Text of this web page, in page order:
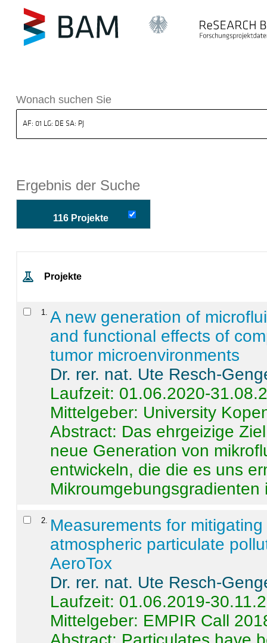
BAM
Wonach suchen Sie
Ergebnis der Suche
116 Projekte
Projekte
1
A new generation of
and functional effects of
tumor microenvironments
Dr. rer. nat. Ute Resch-
Laufzeit: 01.06.2020-
Mittelgeber: University
Abstract: Das ehrgeizige
neue Generation von
entwickeln, die die es uns
Mikroumgebungsgradienten
2
Measurements for
atmospheric particulate
AeroTox
Dr. rer. nat. Ute Resch-
Laufzeit: 01.06.2019-
Mittelgeber: EMPIR Call